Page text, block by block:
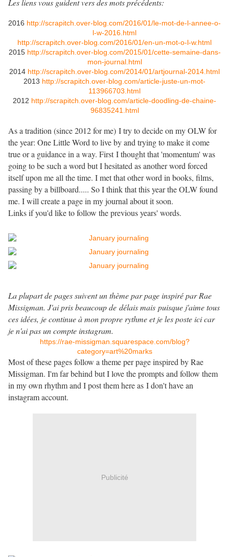
Les liens vous guident vers des mots précédents:
2016 http://scrapitch.over-blog.com/2016/01/le-mot-de-l-annee-o-
l-w-2016.html
http://scrapitch.over-blog.com/2016/01/en-un-mot-o-l-w.html
2015 http://scrapitch.over-blog.com/2015/01/cette-semaine-dans-
mon-journal.html
2014 http://scrapitch.over-blog.com/2014/01/artjournal-2014.html
2013 http://scrapitch.over-blog.com/article-juste-un-mot-
113966703.html
2012 http://scrapitch.over-blog.com/article-doodling-de-chaine-
96835241.html
As a tradition (since 2012 for me) I try to decide on my OLW for
the year: One Little Word to live by and trying to make it come
true or a guidance in a way. First I thought that 'momentum' was
going to be such a word but I hesitated as another word forced
itself upon me all the time. I met that other word in books, films,
passing by a billboard..... So I think that this year the OLW found
me. I will create a page in my journal about it soon.
Links if you'd like to follow the previous years' words.
La plupart de pages suivent un thème par page inspiré par Rae
Missigman. J'ai pris beaucoup de délais mais puisque j'aime tous
ces idées, je continue à mon propre rythme et je les poste ici car
je n'ai pas un compte instagram.
https://rae-missigman.squarespace.com/blog?
category=art%20marks
Most of these pages follow a theme per page inspired by Rae
Missigman. I'm far behind but I love the prompts and follow them
in my own rhythm and I post them here as I don't have an
instagram account.
Publicité